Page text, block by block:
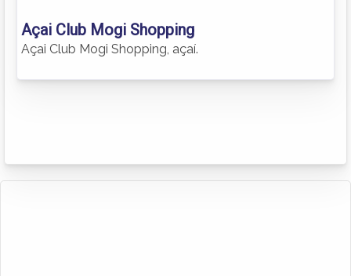
Açai Club Mogi Shopping
Açai Club Mogi Shopping, açaí.